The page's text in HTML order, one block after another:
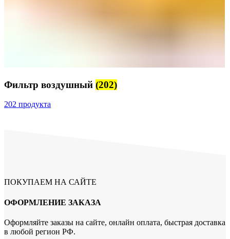
Фильтр воздушный (202)
202 продукта
ПОКУПАЕМ НА САЙТЕ
ОФОРМЛЕНИЕ ЗАКАЗА
Оформляйте заказы на сайте, онлайн оплата, быстрая доставка
в любой регион РФ.